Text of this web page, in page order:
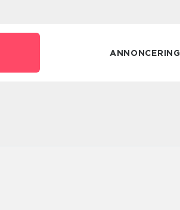
ANNONCERING